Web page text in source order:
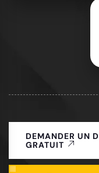
DEMANDER UN
GRATUIT